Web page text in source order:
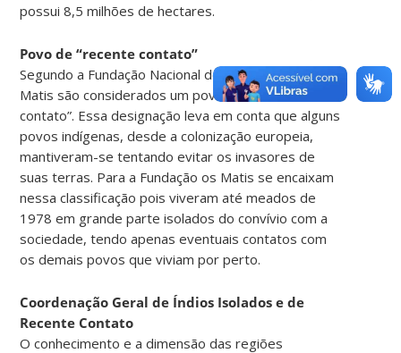
possui 8,5 milhões de hectares.
Povo de “recente contato”
Segundo a Fundação Nacional do Índio (Funai), os
Matis são considerados um povo de “recente
contato”. Essa designação leva em conta que alguns
povos indígenas, desde a colonização europeia,
mantiveram-se tentando evitar os invasores de
suas terras. Para a Fundação os Matis se encaixam
nessa classificação pois viveram até meados de
1978 em grande parte isolados do convívio com a
sociedade, tendo apenas eventuais contatos com
os demais povos que viviam por perto.
Coordenação Geral de Índios Isolados e de
Recente Contato
O conhecimento e a dimensão das regiões